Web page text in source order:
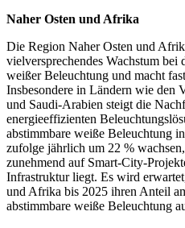
Naher Osten und Afrika
Die Region Naher Osten und
vielversprechendes Wachstum
weißer Beleuchtung und macht
Insbesondere in Ländern wie den
und Saudi-Arabien steigt die
energieeffizienten
abstimmbare weiße Beleuchtung
zufolge jährlich um 22 %
zunehmend auf Smart-City-
Infrastruktur liegt. Es wird
und Afrika bis 2025 ihren Anteil
abstimmbare weiße Beleuchtung